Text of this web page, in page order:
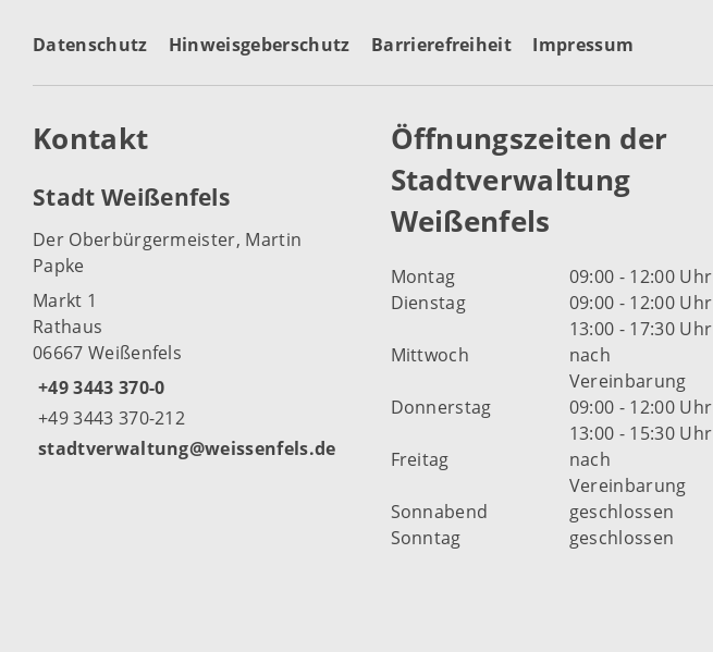
Datenschutz Hinweisgeberschutz Barrierefreiheit Impressum
Kontakt
Stadt Weißenfels
Der Oberbürgermeister, Martin
Papke
Markt 1
Rathaus
06667 Weißenfels
+49 3443 370-0
+49 3443 370-212
stadtverwaltung@weissenfels.de
Öffnungszeiten der
Stadtverwaltung
Weißenfels
Montag
09:00 - 12:00 Uhr
Dienstag
09:00 - 12:00 Uhr
13:00 - 17:30 Uhr
Mittwoch
nach
Vereinbarung
Donnerstag
09:00 - 12:00 Uhr
13:00 - 15:30 Uhr
Freitag
nach
Vereinbarung
Sonnabend
geschlossen
Sonntag
geschlossen